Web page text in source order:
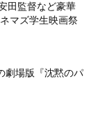
田監督など豪華
マズ学生映画祭
劇場版『沈黙のパ